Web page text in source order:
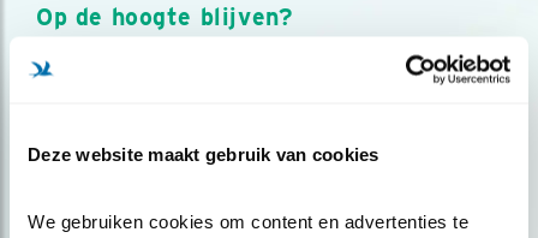
Deze website maakt gebruik van cookies
We gebruiken cookies om content en advertenties te
Op de hoogte blijven?
Meld je aan en ontvang nieuws, inspiratie, acties en tips
over vogels en activiteiten van Vogelbescherming.